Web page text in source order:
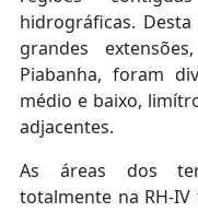
hidrográficas.
grandes
Piabanha, foram
médio e baixo,
adjacentes.
As áreas dos
totalmente na RH-